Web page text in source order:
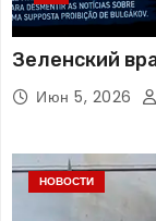
Зеленский
Июн 5, 2026
НОВОСТИ